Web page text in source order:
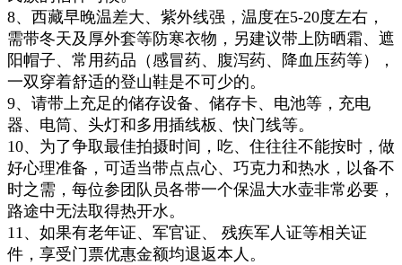
8、西藏早晚温差大、紫外线强，温度在5-20度左右，
需带冬天及厚外套等防寒衣物，另建议带上防晒霜、遮
阳帽子、 常用药品（感冒药、腹泻药、降血压药等），
一双穿着舒适的登山鞋是不可少的。
9、请带上充足的储存设备、储存卡、电池等，充电
器、电筒、头灯和多用插线板 、快门线等。
10、为了争取最佳拍摄时间，吃、住往往不能按时，做
好心理准备，可适当带点点心、巧克力和热水，以备不
时之需，每位参团队员各带一个保温大水壶非常必要，
路途中无法取得热开水。
11、如果有老年证、军官证、 残疾军人证等相关证
件，享受门票优惠金额均退返本人。